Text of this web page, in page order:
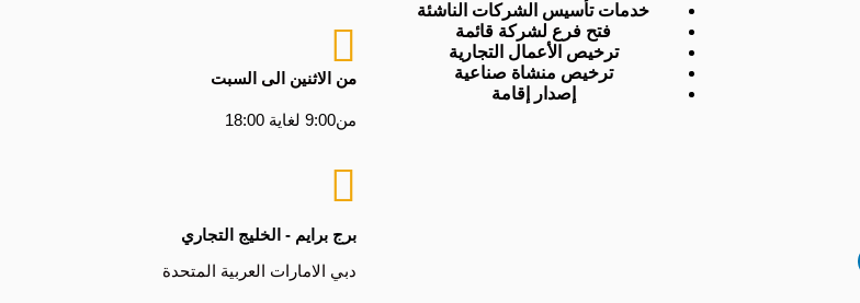
خدمات تأسيس الشركات الناشئة
فتح فرع لشركة قائمة
ترخيص الأعمال التجارية
ترخيص منشاة صناعية
إصدار إقامة
من الاثنين الى السبت
من9:00 لغاية 18:00
برج برايم - الخليج التجاري
دبي الامارات العربية المتحدة